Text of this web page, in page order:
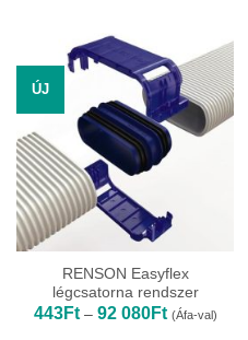
ÚJ
RENSON Easyflex
légcsatorna rendszer
443Ft – 92 080FtÁrtartomány:
443Ft
(Áfa-val)